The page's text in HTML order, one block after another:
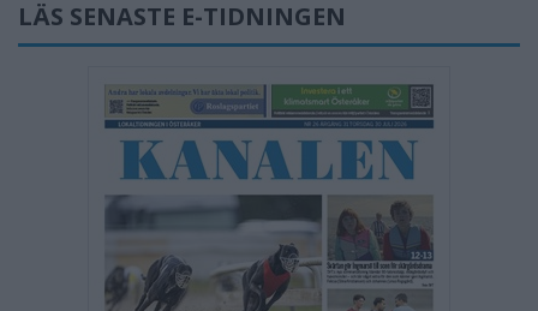
LÄS SENASTE E-TIDNINGEN